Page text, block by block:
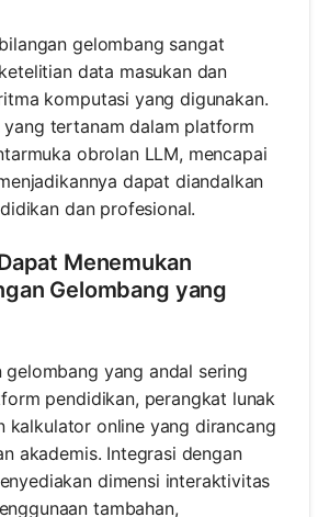
gelombang sangat
data masukan dan
komputasi yang digunakan.
yang tertanam dalam platform
obrolan LLM, mencapai
dapat diandalkan
dan profesional.
Menemukan
Gelombang yang
gelombang yang andal sering
pendidikan, perangkat lunak
kalkulator online yang dirancang
akademis. Integrasi dengan
dimensi interaktivitas
tambahan,